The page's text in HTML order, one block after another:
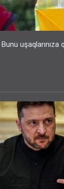
uşaqlarınıza